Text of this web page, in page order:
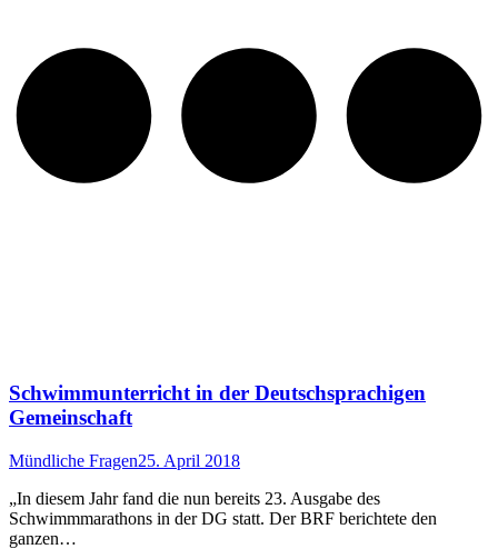
Schwimmunterricht in der Deutschsprachigen
Gemeinschaft
Mündliche Fragen25. April 2018
„In diesem Jahr fand die nun bereits 23. Ausgabe des
Schwimmmarathons in der DG statt. Der BRF berichtete den
ganzen…